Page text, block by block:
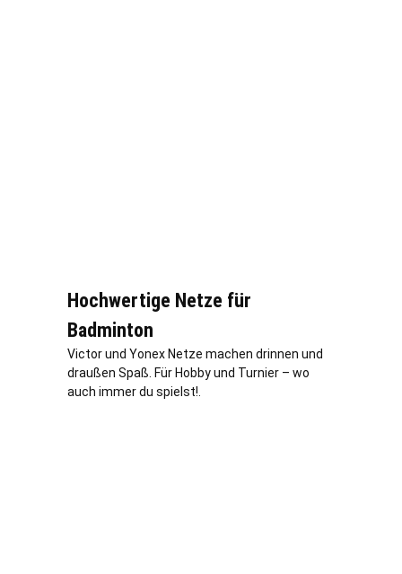
Hochwertige Netze für
Badminton
Victor und Yonex Netze machen drinnen und
draußen Spaß. Für Hobby und Turnier – wo
auch immer du spielst!.